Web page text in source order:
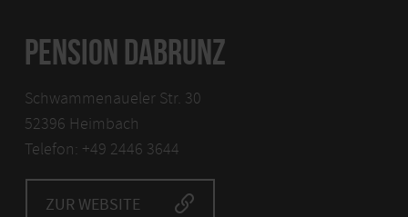
PENSION DABRUNZ
Schwammenaueler Str. 30
52396 Heimbach
Telefon: +49 2446 3644
ZUR WEBSITE